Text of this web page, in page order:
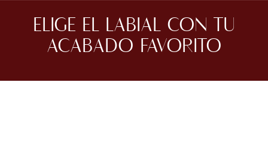
ELIGE EL LABIAL CON TU
ACABADO FAVORITO